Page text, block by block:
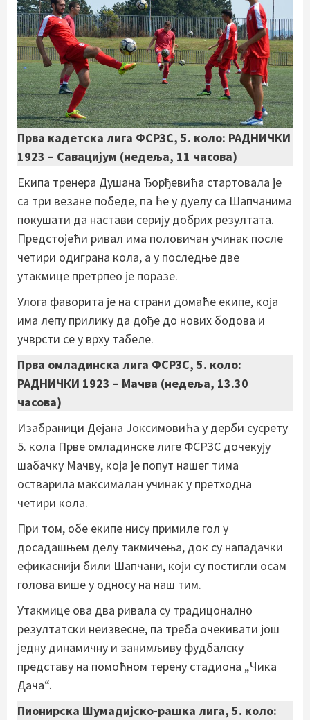
Прва кадетска лига ФСРЗС, 5. коло: РАДНИЧКИ
1923 – Савацијум (недеља, 11 часова)
Екипа тренера Душана Ђорђевића стартовала је
са три везане победе, па ће у дуелу са Шапчанима
покушати да настави серију добрих резултата.
Предстојећи ривал има половичан учинак после
четири одиграна кола, а у последње две
утакмице претрпео је поразе.
Улога фаворита је на страни домаће екипе, која
има лепу прилику да дође до нових бодова и
учврсти се у врху табеле.
Прва омладинска лига ФСРЗС, 5. коло:
РАДНИЧКИ 1923 – Мачва (недеља, 13.30
часова)
Изабраници Дејана Јоксимовића у дерби сусрету
5. кола Прве омладинске лиге ФСРЗС дочекују
шабачку Мачву, која је попут нашег тима
остварила максималан учинак у претходна
четири кола.
При том, обе екипе нису примиле гол у
досадашњем делу такмичења, док су нападачки
ефикаснији били Шапчани, који су постигли осам
голова више у односу на наш тим.
Утакмице ова два ривала су традицонално
резултатски неизвесне, па треба очекивати још
једну динамичну и занимљиву фудбалску
представу на помоћном терену стадиона „Чика
Дача“.
Пионирска Шумадијско-рашка лига, 5. коло: